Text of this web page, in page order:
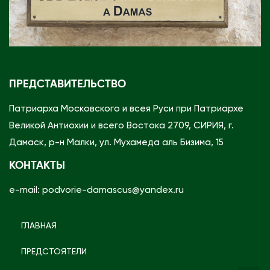
ПРЕДСТАВИТЕЛЬСТВО
Патриарха Московского и всея Руси при Патриархе
Великой Антиохии и всего Востока 2709, СИРИЯ, г.
Дамаск, р-н Малки, ул. Мухамеда аль Бизима, 15
КОНТАКТЫ
e-mail: podvorie-damascus@yandex.ru
ГЛАВНАЯ
ПРЕДСТОЯТЕЛИ